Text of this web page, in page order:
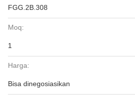
FGG.2B.308
Moq:
1
Harga:
Bisa dinegosiasikan